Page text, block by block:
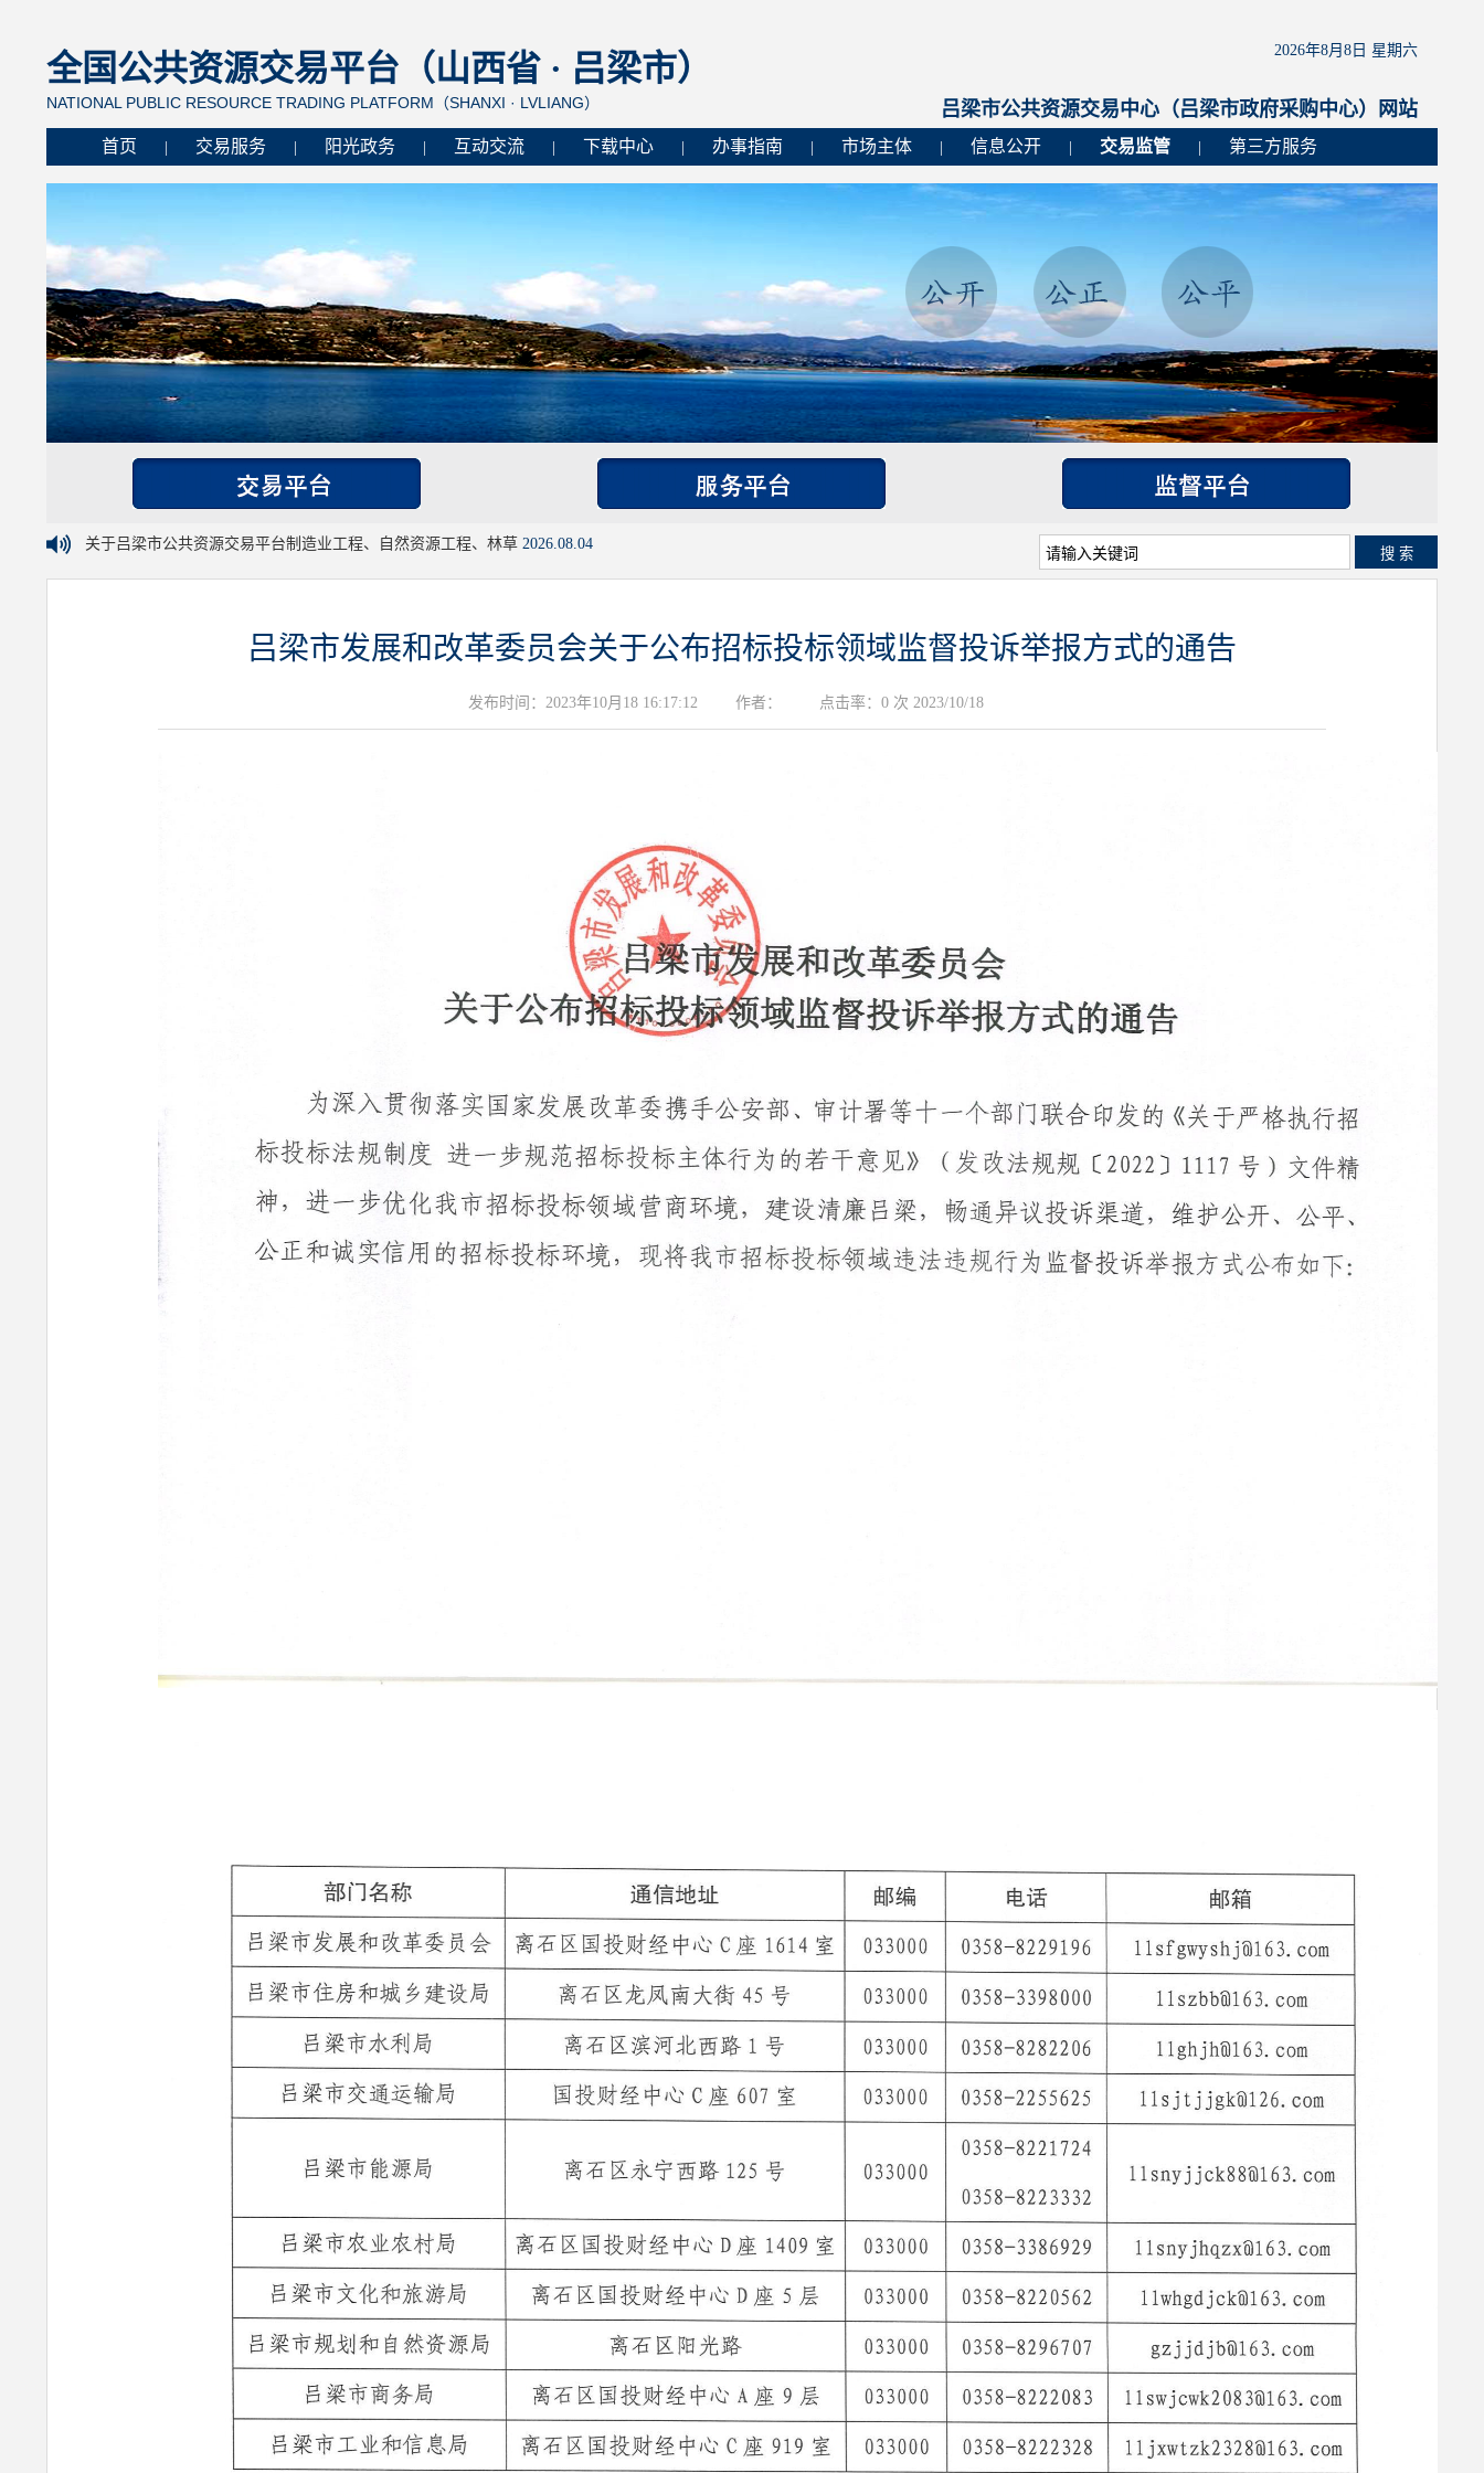
全国公共资源交易平台（山西省 · 吕梁市）
NATIONAL PUBLIC RESOURCE TRADING PLATFORM（SHANXI · LVLIANG）
2026年8月8日 星期六
吕梁市公共资源交易中心（吕梁市政府采购中心）网站
首页 交易服务 阳光政务 互动交流 下载中心 办事指南 市场主体 信息公开 交易监管 第三方服务
关于吕梁市公共资源交易平台制造业工程、自然资源工程、林草 2026.08.04
搜 索
吕梁市发展和改革委员会关于公布招标投标领域监督投诉举报方式的通告
发布时间：2023年10月18 16:17:12 作者： 点击率：0 次 2023/10/18